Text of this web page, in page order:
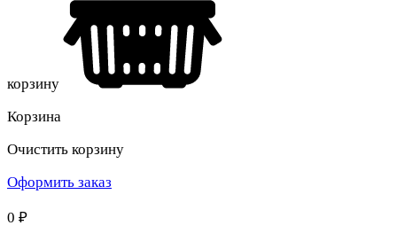
корзину
Корзина
Очистить корзину
Оформить заказ
0 ₽